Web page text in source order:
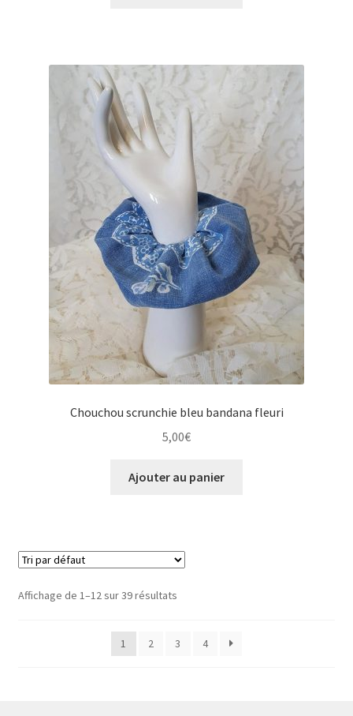
Chouchou scrunchie bleu bandana fleuri
5,00€
Ajouter au panier
Affichage de 1–12 sur 39 résultats
1 2 3 4